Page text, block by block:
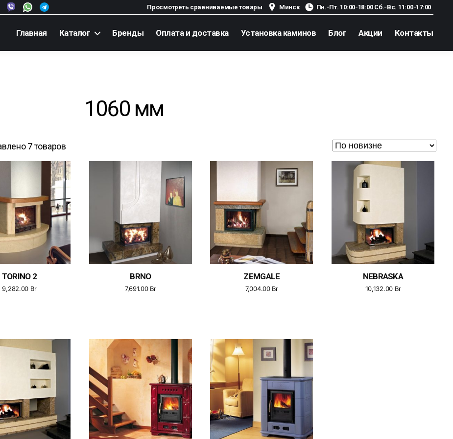
Просмотреть сравниваемые товары Минск Пн.-Пт. 10:00-18:00 Сб.-Вс. 11:00-17:00
Главная Каталог Бренды Оплата и доставка Установка каминов Блог Акции Контакты
1060 мм
7 товаров
TORINO 2
9,282.00 Br
BRNO
7,691.00 Br
ZEMGALE
7,004.00 Br
NEBRASKA
10,132.00 Br